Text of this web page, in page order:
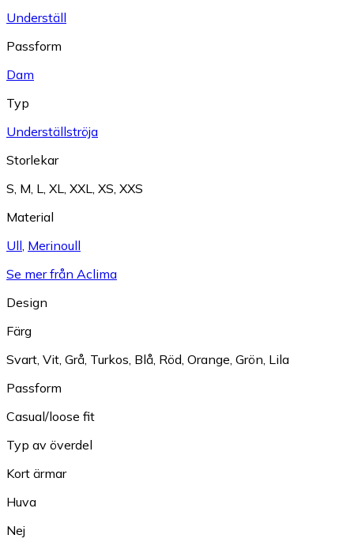
Underställ
Passform
Dam
Typ
Underställströja
Storlekar
S, M, L, XL, XXL, XS, XXS
Material
Ull, Merinoull
Se mer från Aclima
Design
Färg
Svart, Vit, Grå, Turkos, Blå, Röd, Orange, Grön, Lila
Passform
Casual/loose fit
Typ av överdel
Kort ärmar
Huva
Nej